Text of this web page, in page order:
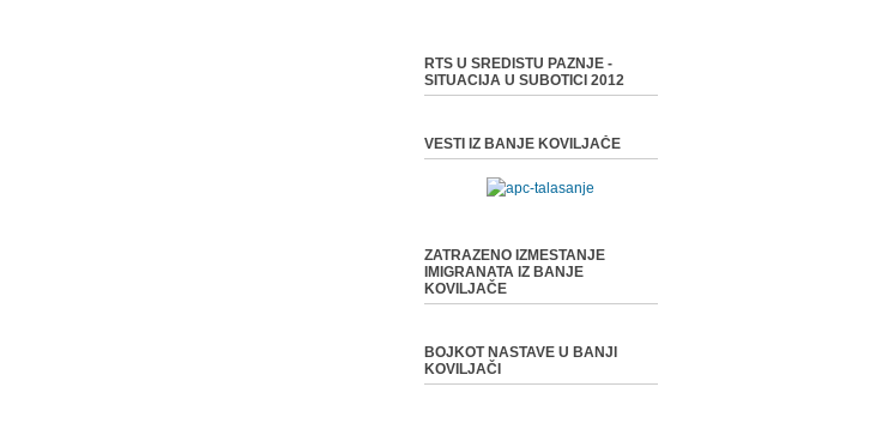
RTS U SREDISTU PAZNJE -
SITUACIJA U SUBOTICI 2012
VESTI IZ BANJE KOVILJAČE
ZATRAZENO IZMESTANJE
IMIGRANATA IZ BANJE
KOVILJAČE
BOJKOT NASTAVE U BANJI
KOVILJAČI